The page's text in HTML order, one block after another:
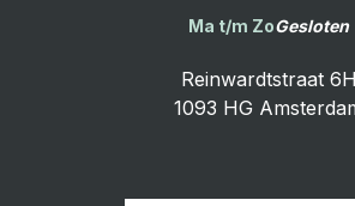
Ma t/m ZoGesloten
Reinwardtstraat 6H
1093 HG